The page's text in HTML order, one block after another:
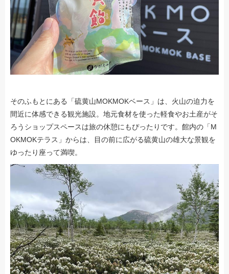
そのふもとにある「硫黄山MOKMOKベース」は、火山の迫力を
間近に体感できる観光施設。地元食材を使った軽食やお土産がそ
ろうショップスペースは旅の休憩にもぴったりです。館内の「M
OKMOKテラス」からは、目の前に広がる硫黄山の雄大な景観を
ゆったり座って満喫。